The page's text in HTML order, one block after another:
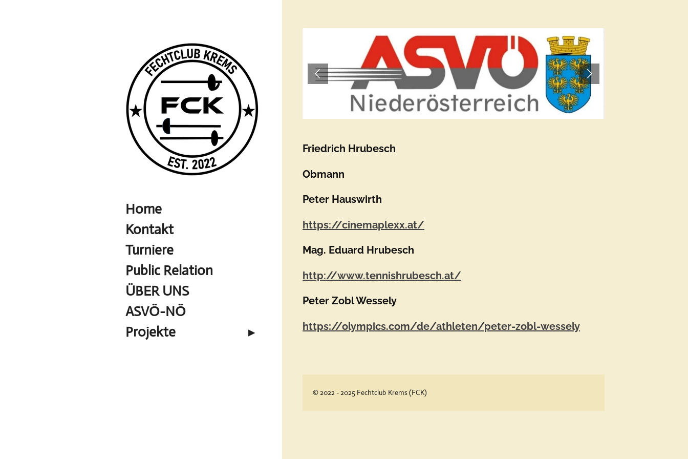
Friedrich Hrubesch
Obmann
Peter Hauswirth
https://cinemaplexx.at/
Mag. Eduard Hrubesch
http://www.tennishrubesch.at/
Peter Zobl Wessely
https://olympics.com/de/athleten/peter-zobl-wessely
© 2022 - 2025 Fechtclub Krems (FCK)
Home
Kontakt
Turniere
Public Relation
ÜBER UNS
ASVÖ-NÖ
Projekte